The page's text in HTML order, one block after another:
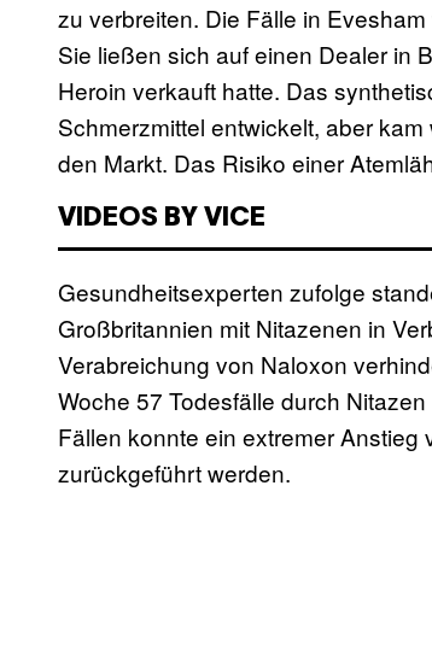
zu verbreiten. Die Fälle in
Sie ließen sich auf einen Dealer in
Heroin verkauft hatte. Das
Schmerzmittel entwickelt, aber
den Markt. Das Risiko einer
VIDEOS BY VICE
Gesundheitsexperten zufolge
Großbritannien mit Nitazenen in
Verabreichung von Naloxon
Woche 57 Todesfälle durch
Fällen konnte ein extremer
zurückgeführt werden.